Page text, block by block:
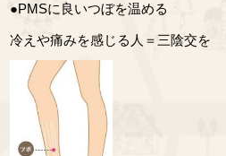
●PMSに良いつぼを温める
冷えや痛みを感じる人＝三陰交を